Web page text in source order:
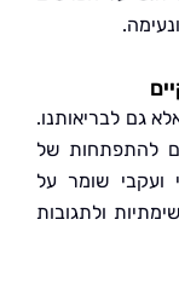
של
שומר על